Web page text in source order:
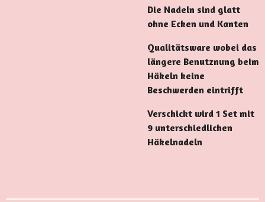
Die Nadeln sind glatt
ohne Ecken und Kanten
Qualitätsware wobei das
längere Benutznung beim
Häkeln keine
Beschwerden eintrifft
Verschickt wird 1 Set mit
9 unterschiedlichen
Häkelnadeln